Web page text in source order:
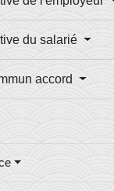
du salarié
accord